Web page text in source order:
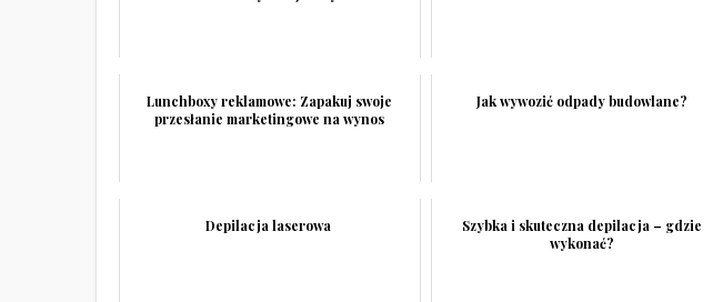
Lunchboxy reklamowe: Zapakuj swoje
przesłanie marketingowe na wynos
Jak wywozić odpady budowlane?
Depilacja laserowa
Szybka i skuteczna depilacja – gdzie
wykonać?